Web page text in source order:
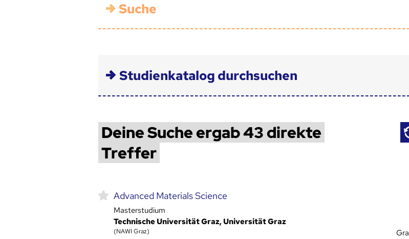
Suche
Studienkatalog durchsuchen
Deine Suche ergab 43 direkte
Treffer
Advanced Materials Science
Masterstudium
Technische Universität Graz, Universität Graz
(NAWI Graz)